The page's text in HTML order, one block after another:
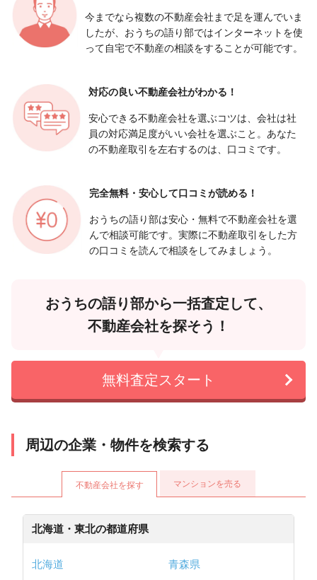
今までなら複数の不動産会社まで足を運んでいま
したが、おうちの語り部ではインターネットを使
って自宅で不動産の相談をすることが可能です。
対応の良い不動産会社がわかる！
安心できる不動産会社を選ぶコツは、会社は社
員の対応満足度がいい会社を選ぶこと。あなた
の不動産取引を左右するのは、口コミです。
完全無料・安心して口コミが読める！
おうちの語り部は安心・無料で不動産会社を選
んで相談可能です。実際に不動産取引をした方
の口コミを読んで相談をしてみましょう。
おうちの語り部から一括査定して、
不動産会社を探そう！
無料査定スタート
周辺の企業・物件を検索する
不動産会社を探す マンションを売る
北海道・東北の都道府県
北海道
青森県